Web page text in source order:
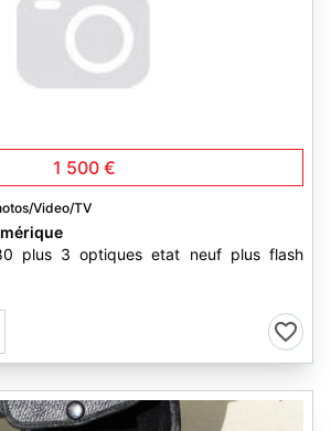
1 500 €
Video/TV
plus 3 optiques etat neuf plus flash